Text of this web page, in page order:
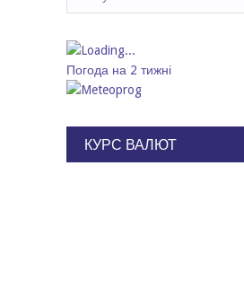
Погода на 2 тижні
КУРС ВАЛЮТ